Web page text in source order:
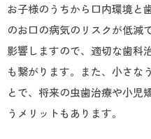
お子様のうちから口内環境と
のお口の病気のリスクが低減
影響しますので、適切な歯科
も繋がります。また、小さな
とで、将来の虫歯治療や小児
うメリットもあります。